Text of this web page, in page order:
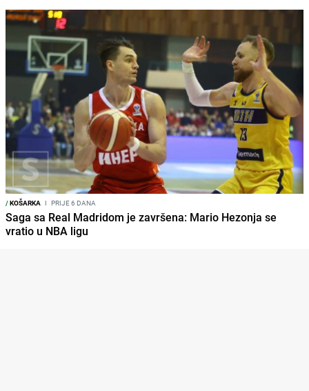
/KOŠARKA I PRIJE 6 DANA
Saga sa Real Madridom je završena: Mario Hezonja se
vratio u NBA ligu